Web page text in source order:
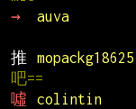
→
auva
推
mopackg18625
吧==
噓
colintin